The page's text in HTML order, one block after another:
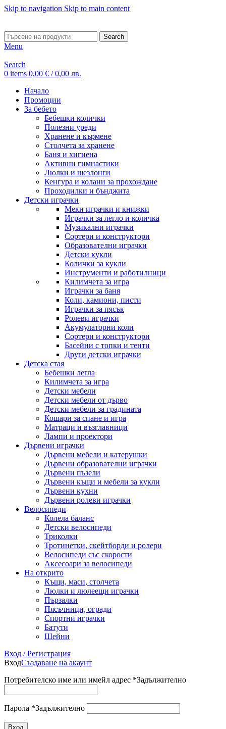
Skip to navigation Skip to main content
Search
Menu
Search
0 items 0,00 € / 0,00 лв.
Начало
Промоции
За бебето
Бебешки колички
Полезни уреди
Хранене и кърмене
Столчета за хранене
Баня и хигиена
Активни гимнастики
Люлки и шезлонги
Кенгура и колани за прохождане
Проходилки и бънджита
Детски играчки
Меки играчки и книжки
Играчки за легло и количка
Музикални играчки
Сортери и конструктори
Образователни играчки
Детски кукли
Колички за кукли
Инструменти и работилници
Килимчета за игра
Играчки за баня
Коли, камиони, писти
Играчки за пясък
Ролеви играчки
Акумулаторни коли
Сортери и конструктори
Басейни с топки и тенти
Други детски играчки
Детска стая
Бебешки легла
Килимчета за игра
Детски мебели
Детски мебели от дърво
Детски мебели за градината
Кошари за спане и игра
Матраци и възглавници
Лампи и проектори
Дървени играчки
Дървени мебели и катерушки
Дървени образователни играчки
Дървени пъзели
Дървени къщи и мебели за кукли
Дървени кухни
Дървени ролеви играчки
Велосипеди
Колела баланс
Детски велосипеди
Триколки
Тротинетки, скейтборди и ролери
Велосипеди със скорости
Аксесоари за велосипеди
На открито
Къщи, маси, столчета
Люлки и люлеещи играчки
Пързалки
Пясъчници, огради
Спортни играчки
Батути
Шейни
Вход / Регистрация
ВходСъздаване на акаунт
Потребителско име или имейл адрес *Задължително
Парола *Задължително
Вход